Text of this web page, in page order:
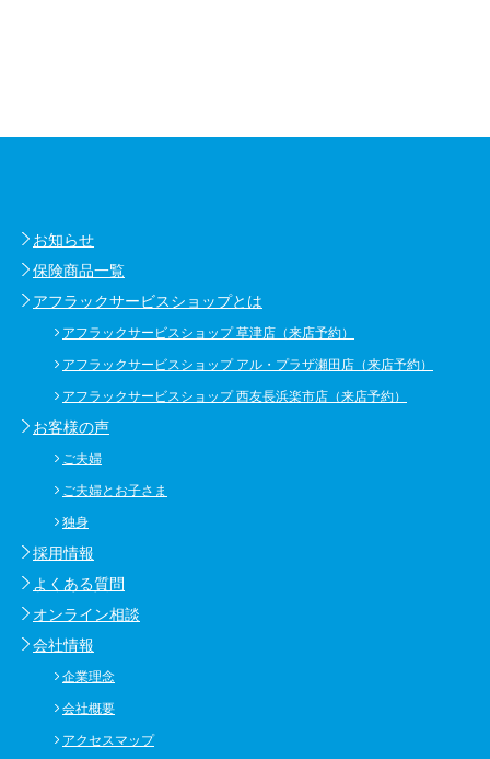
お知らせ
保険商品一覧
アフラックサービスショップとは
アフラックサービスショップ 草津店（来店予約）
アフラックサービスショップ アル・プラザ瀬田店（来店予約）
アフラックサービスショップ 西友長浜楽市店（来店予約）
お客様の声
ご夫婦
ご夫婦とお子さま
独身
採用情報
よくある質問
オンライン相談
会社情報
企業理念
会社概要
アクセスマップ